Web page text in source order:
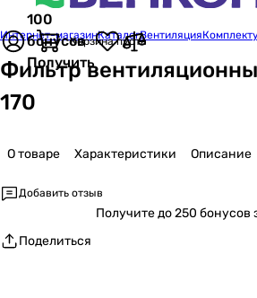
100
бонусов
Получить
Корзина пуста
Интернет-магазинКаталогВентиляция
Фильтр
170
О товаре Характеристики Описание
Добавить отзыв
Получитедо 250 бонусов
Поделиться